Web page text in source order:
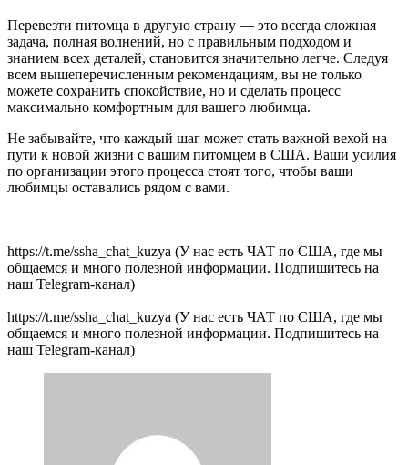
Перевезти питомца в другую страну — это всегда сложная
задача, полная волнений, но с правильным подходом и
знанием всех деталей, становится значительно легче. Следуя
всем вышеперечисленным рекомендациям, вы не только
можете сохранить спокойствие, но и сделать процесс
максимально комфортным для вашего любимца.
Не забывайте, что каждый шаг может стать важной вехой на
пути к новой жизни с вашим питомцем в США. Ваши усилия
по организации этого процесса стоят того, чтобы ваши
любимцы оставались рядом с вами.
https://t.me/ssha_chat_kuzya (У нас есть ЧАТ по США, где мы
общаемся и много полезной информации. Подпишитесь на
наш Telegram-канал)
https://t.me/ssha_chat_kuzya (У нас есть ЧАТ по США, где мы
общаемся и много полезной информации. Подпишитесь на
наш Telegram-канал)